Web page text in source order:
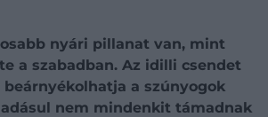
nyári pillanat van, mint
a szabadban. Az idilli csendet
beárnyékolhatja a szúnyogok
nem mindenkit támadnak